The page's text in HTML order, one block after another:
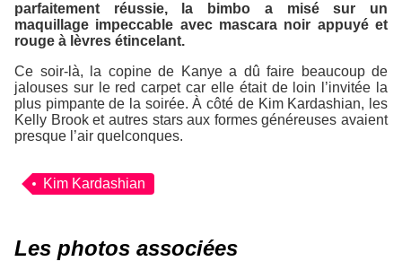
parfaitement réussie, la bimbo a misé sur un
maquillage impeccable avec mascara noir appuyé et
rouge à lèvres étincelant.
Ce soir-là, la copine de Kanye a dû faire beaucoup de
jalouses sur le red carpet car elle était de loin l’invitée la
plus pimpante de la soirée. À côté de Kim Kardashian, les
Kelly Brook et autres stars aux formes généreuses avaient
presque l’air quelconques.
Kim Kardashian
Les photos associées